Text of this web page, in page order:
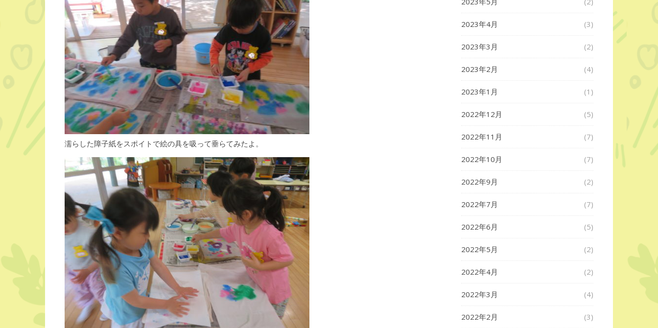
濡らした障子紙をスポイトで絵の具を吸って垂らてみたよ。
2023年4月 (3)
2023年3月 (2)
2023年2月 (4)
2023年1月 (1)
2022年12月 (5)
2022年11月 (7)
2022年10月 (7)
2022年9月 (2)
2022年7月 (7)
2022年6月 (5)
2022年5月 (2)
2022年4月 (2)
2022年3月 (4)
2022年2月 (3)